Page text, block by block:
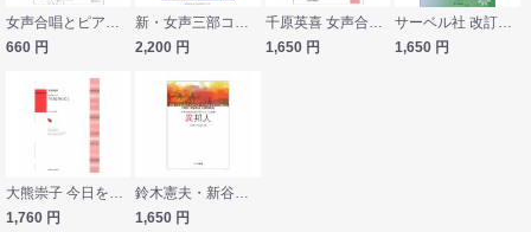
女声合唱とピアノのための 空を呼吸する 女声編64 教育芸術社
660 円
新・女声三部コーラス ジャズ名曲集 ドレミ楽譜出版社
2,200 円
千原英喜 女声合唱とピアノのための レクイエム第2番 「レクイエム・光のなかの貨物列車よ」 カワイ出版
1,650 円
サーベル社 改訂新版 演奏会で歌いたい たのしいコーラスをあなたに １ 女声３部／ピアノ伴奏譜付
1,650 円
大熊崇子 今日をきらめく 女声合唱のための カワイ出版
1,760 円
鈴木憲夫・新谷径世 女声合唱のためのポピュラー小品集 異邦人 カワイ出版
1,650 円